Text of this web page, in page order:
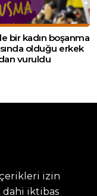
bir kadın boşanma
olduğu erkek
vuruldu
izin
dahi iktibas